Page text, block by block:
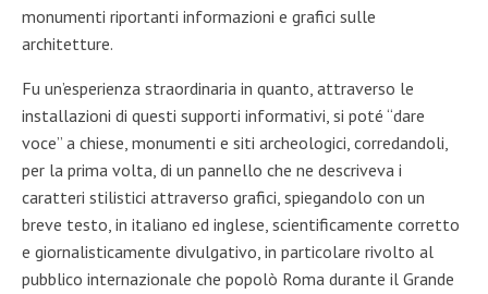
monumenti riportanti informazioni e grafici sulle
architetture.
Fu un’esperienza straordinaria in quanto, attraverso le
installazioni di questi supporti informativi, si poté “dare
voce” a chiese, monumenti e siti archeologici, corredandoli,
per la prima volta, di un pannello che ne descriveva i
caratteri stilistici attraverso grafici, spiegandolo con un
breve testo, in italiano ed inglese, scientificamente corretto
e giornalisticamente divulgativo, in particolare rivolto al
pubblico internazionale che popolò Roma durante il Grande